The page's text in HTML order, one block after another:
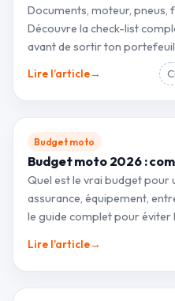
Documents, moteur, pneus,
Découvre la check-list
avant de sortir ton
Lire l’article→
Budget moto
Budget moto 2026 :
Quel est le vrai budget pour
assurance, équipement,
le guide complet pour éviter
Lire l’article→